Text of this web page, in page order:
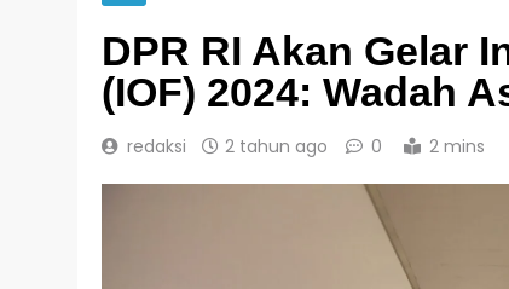
DPR RI Akan Gelar
(IOF) 2024: Wadah
redaksi 2 tahun ago 0 2 mins